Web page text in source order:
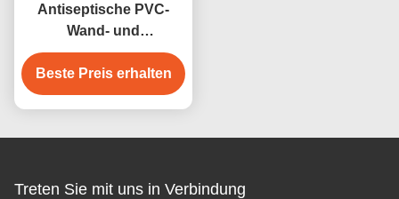
Antiseptische PVC-
Wand- und
Deckenplatten 250 mm
Breite Wasserdicht
Antikorrosive
Beste Preis erhalten
Treten Sie mit uns in Verbindung